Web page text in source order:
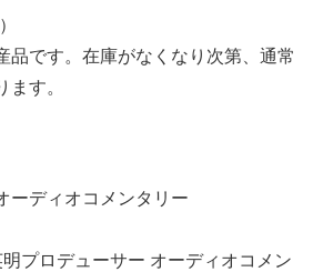
です。在庫がなくなり次第、通常
す。
ーディオコメンタリー
プロデューサー オーディオコメン